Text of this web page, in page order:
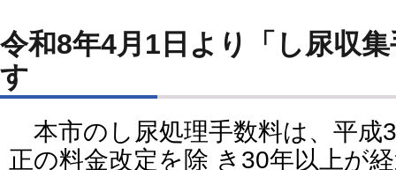
令和8年4月1日より「し尿収
す
本市のし尿処理手数料は、平成
正の料金改定を除 き30年以上が